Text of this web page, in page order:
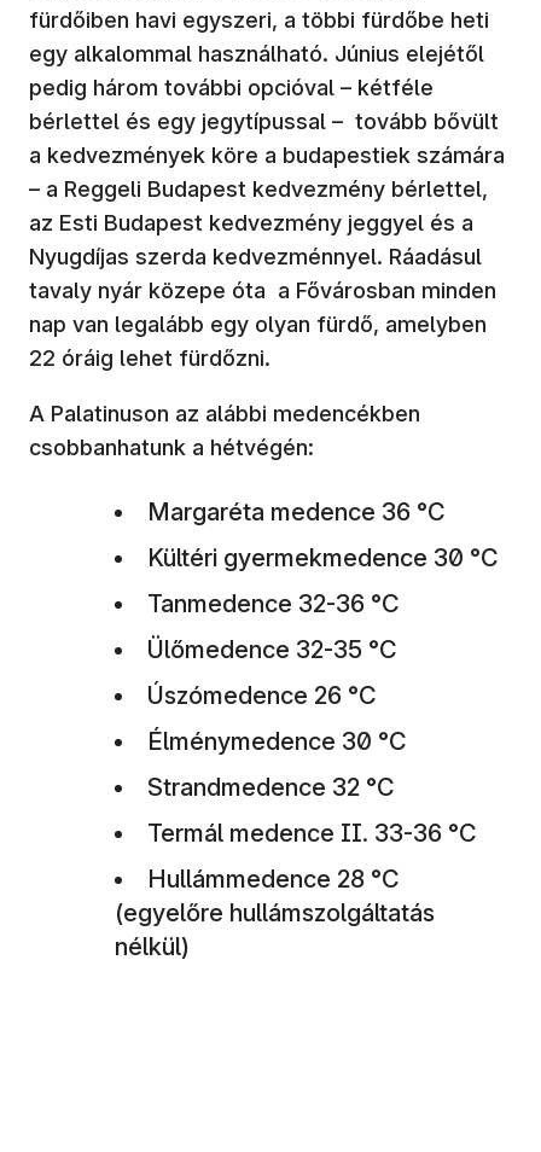
fürdőiben havi egyszeri, a többi fürdőbe heti
egy alkalommal használható. Június elejétől
pedig három további opcióval – kétféle
bérlettel és egy jegytípussal – tovább bővült
a kedvezmények köre a budapestiek számára
– a Reggeli Budapest kedvezmény bérlettel,
az Esti Budapest kedvezmény jeggyel és a
Nyugdíjas szerda kedvezménnyel. Ráadásul
tavaly nyár közepe óta a Fővárosban minden
nap van legalább egy olyan fürdő, amelyben
22 óráig lehet fürdőzni.
A Palatinuson az alábbi medencékben
csobbanhatunk a hétvégén:
Margaréta medence 36 °C
Kültéri gyermekmedence 30 °C
Tanmedence 32-36 °C
Ülőmedence 32-35 °C
Úszómedence 26 °C
Élménymedence 30 °C
Strandmedence 32 °C
Termál medence II. 33-36 °C
Hullámmedence 28 °C
(egyelőre hullámszolgáltatás
nélkül)